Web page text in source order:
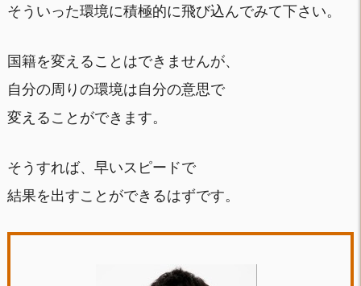
そういった環境に積極的に飛び込んでみて下さい。
国籍を変えることはできませんが、
自分の周りの環境は自分の意思で
変えることができます。
そうすれば、早いスピードで
結果を出すことができるはずです。